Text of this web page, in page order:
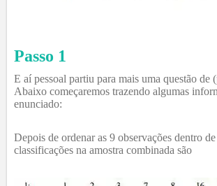
Passo 1
E aí pessoal partiu para mais uma questão de
Abaixo começaremos trazendo algumas
enunciado:
Depois de ordenar as 9 observações dentro
classificações na amostra combinada são